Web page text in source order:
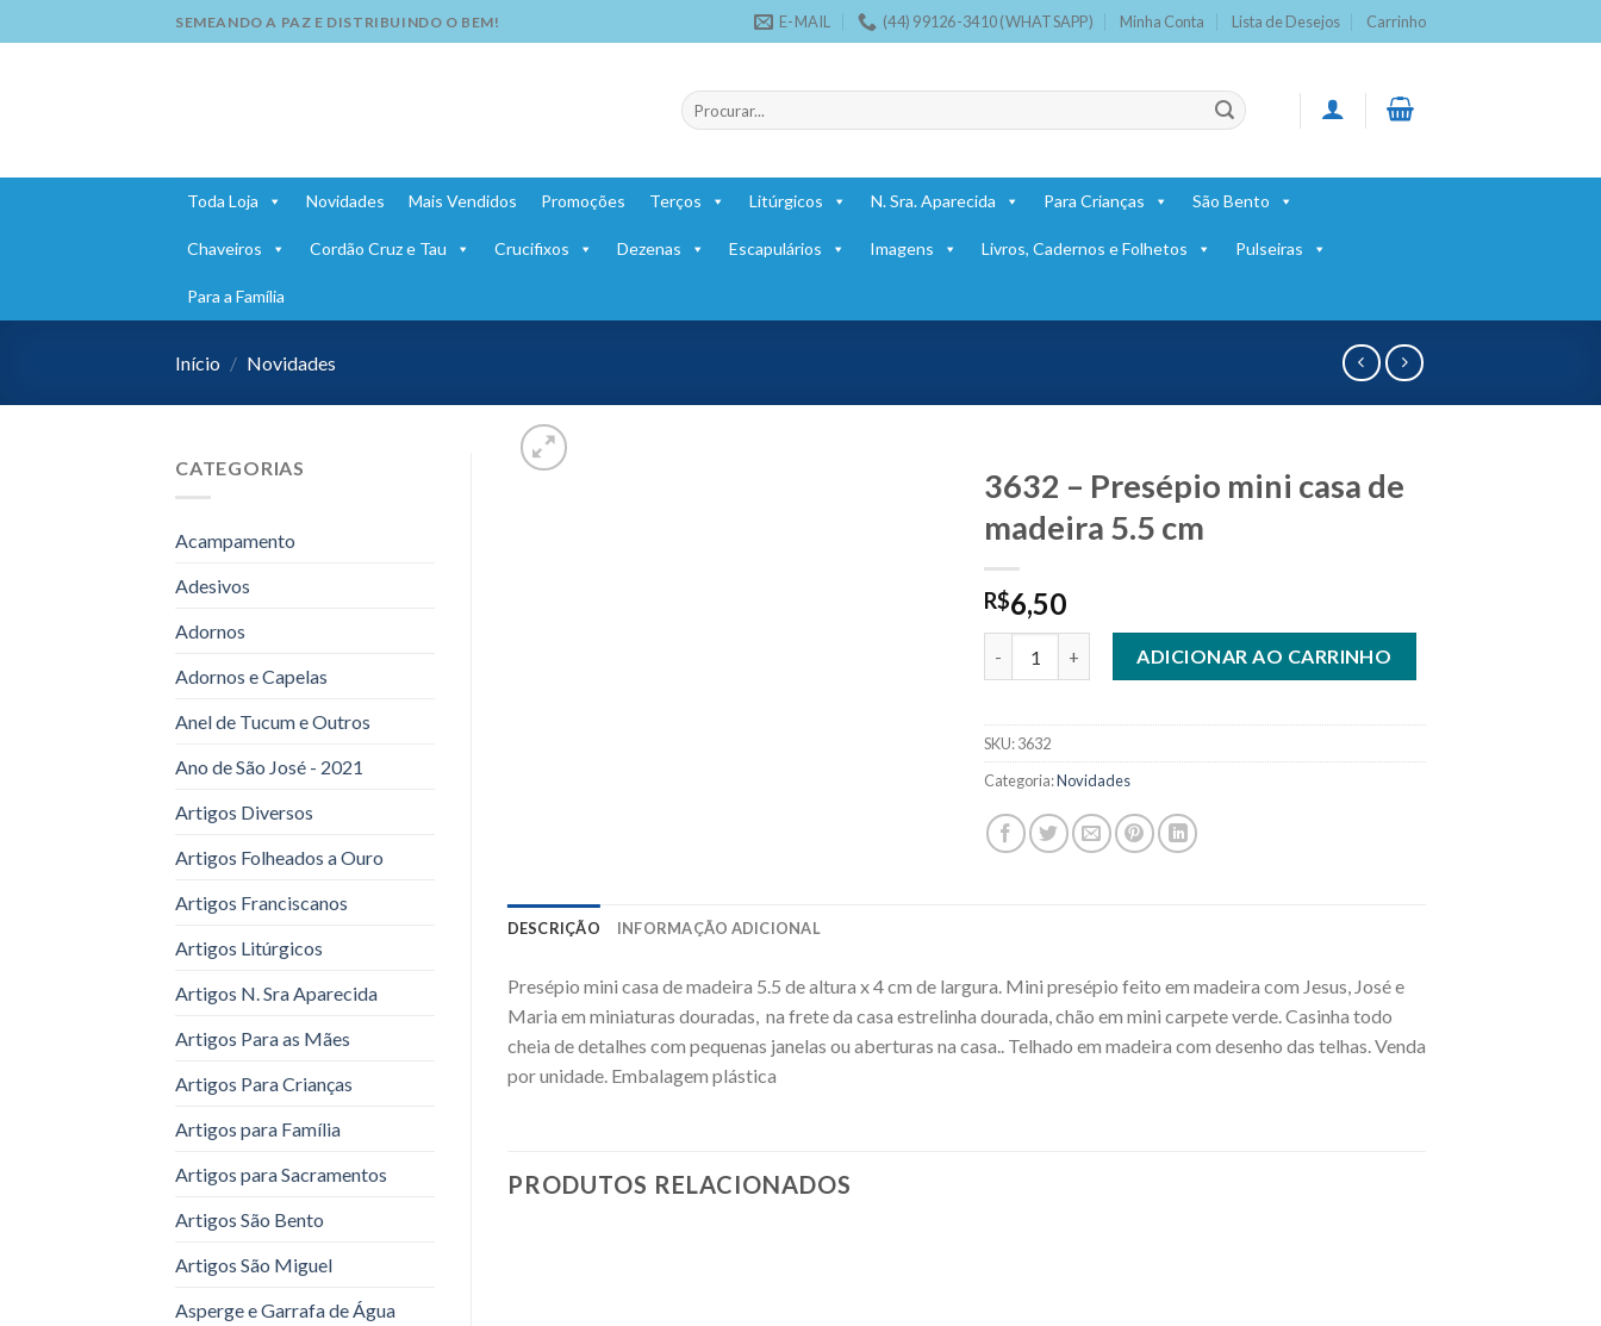
to
SEMEANDO A PAZ E DISTRIBUINDO O BEM! E-MAIL (44) 99126-3410 (WHATSAPP) Minha Conta Lista de Desejos Carrinho
Pesquisar
por:
Toda Loja Novidades Mais Vendidos Promoções Terços Litúrgicos N. Sra. Aparecida Para Crianças São Bento
Chaveiros Cordão Cruz e Tau Crucifixos Dezenas Escapulários Imagens Livros, Cadernos e Folhetos Pulseiras
Para a Família
Início / Novidades
CATEGORIAS
Acampamento
Adesivos
Adornos
Adornos e Capelas
Anel de Tucum e Outros
Ano de São José - 2021
Artigos Diversos
Artigos Folheados a Ouro
Artigos Franciscanos
Artigos Litúrgicos
Artigos N. Sra Aparecida
Artigos Para as Mães
Artigos Para Crianças
Artigos para Família
Artigos para Sacramentos
Artigos São Bento
Artigos São Miguel
Asperge e Garrafa de Água
3632 – Presépio mini casa de
madeira 5.5 cm
R$6,50
ADICIONAR AO CARRINHO
SKU:3632
Categoria:Novidades
DESCRIÇÃO INFORMAÇÃO ADICIONAL
Presépio mini casa de madeira 5.5 de altura x 4 cm de largura. Mini presépio feito em madeira com Jesus, José e
Maria em miniaturas douradas, na frete da casa estrelinha dourada, chão em mini carpete verde. Casinha todo
cheia de detalhes com pequenas janelas ou aberturas na casa.. Telhado em madeira com desenho das telhas. Venda
por unidade. Embalagem plástica
PRODUTOS RELACIONADOS